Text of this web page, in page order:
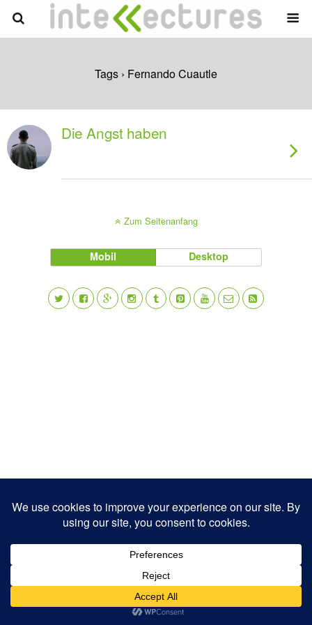
Tags › Fernando Cuautle
Die Angst haben
Zum Seitenanfang
Mobil Desktop